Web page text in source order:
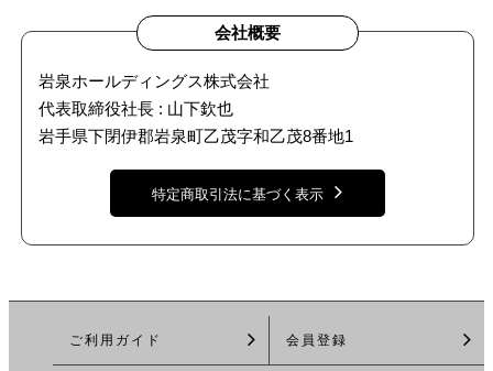
会社概要
岩泉ホールディングス株式会社
代表取締役社長 : 山下欽也
岩手県下閉伊郡岩泉町乙茂字和乙茂8番地1
特定商取引法に基づく表示
ご利用ガイド 会員登録